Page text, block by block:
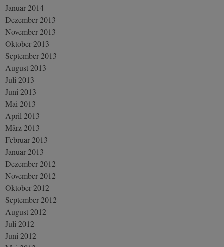
Januar 2014
Dezember 2013
November 2013
Oktober 2013
September 2013
August 2013
Juli 2013
Juni 2013
Mai 2013
April 2013
März 2013
Februar 2013
Januar 2013
Dezember 2012
November 2012
Oktober 2012
September 2012
August 2012
Juli 2012
Juni 2012